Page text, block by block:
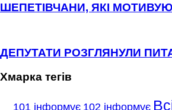
ШЕПЕТІВЧАНИ, ЯКІ
ДЕПУТАТИ РОЗГЛЯНУЛИ
Хмарка тегів
101 інформує 102 інформує